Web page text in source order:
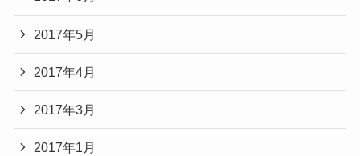
2017年5月
2017年4月
2017年3月
2017年1月